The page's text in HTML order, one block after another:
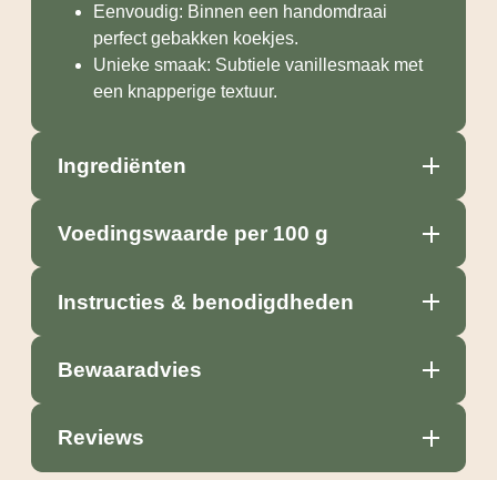
Eenvoudig: Binnen een handomdraai
perfect gebakken koekjes.
Unieke smaak: Subtiele vanillesmaak met
een knapperige textuur.
Ingrediënten
Voedingswaarde per 100 g
Instructies & benodigdheden
Bewaaradvies
Reviews